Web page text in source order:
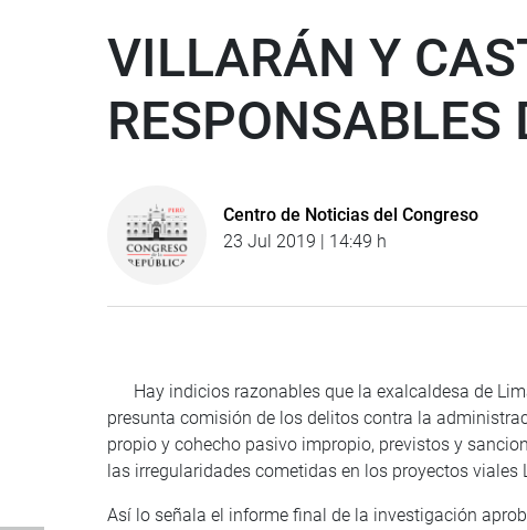
VILLARÁN Y
RESPONSABLES
Centro de Noticias del Congreso
23 Jul 2019 | 14:49 h
Hay indicios razonables que la exalcaldesa de
presunta comisión de los delitos contra la
propio y cohecho pasivo impropio, previstos y
las irregularidades cometidas en los proyectos viales
Así lo señala el informe final de la investigación